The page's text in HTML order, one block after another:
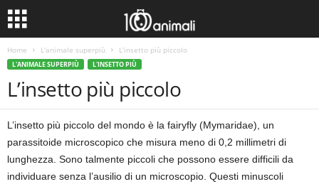
Home L'animale superpiù L’insetto più piccolo
L'ANIMALE SUPERPIÙ L'INSETTO PIÙ
L’insetto più piccolo
L’insetto più piccolo del mondo è la fairyfly (Mymaridae), un
parassitoide microscopico che misura meno di 0,2 millimetri di
lunghezza. Sono talmente piccoli che possono essere difficili da
individuare senza l’ausilio di un microscopio. Questi minuscoli